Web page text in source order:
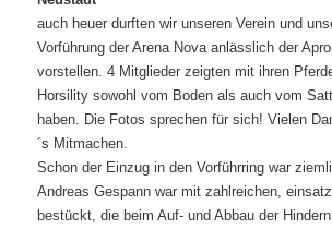
auch heuer durften wir unseren Verein und
Vorführung der Arena Nova anlässlich der
vorstellen. 4 Mitglieder zeigten mit ihren
Horsility sowohl vom Boden als auch vom
haben. Die Fotos sprechen für sich! Vielen
´s Mitmachen.
Schon der Einzug in den Vorführring war
Andreas Gespann war mit zahlreichen,
bestückt, die beim Auf- und Abbau der